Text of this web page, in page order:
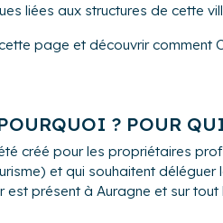
liées aux structures de cette
page et découvrir
? POUR
créé pour les propriétaires
et qui souhaitent
est présent à Auragne et sur